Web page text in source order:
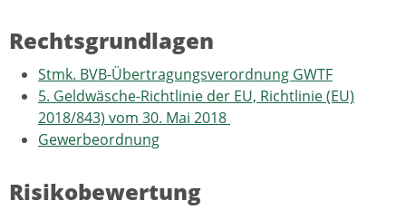
Rechtsgrundlagen
Stmk. BVB-Übertragungsverordnung GWTF
5. Geldwäsche-Richtlinie der EU, Richtlinie (EU)
2018/843) vom 30. Mai 2018
Gewerbeordnung
Risikobewertung